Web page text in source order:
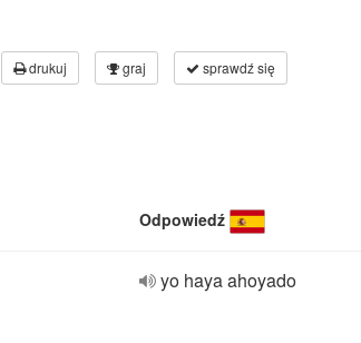
drukuj graj sprawdź się
Odpowiedź
yo haya ahoyado